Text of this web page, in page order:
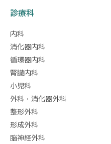
診療科
内科
消化器内科
循環器内科
腎臓内科
小児科
外科・消化器外科
整形外科
形成外科
脳神経外科